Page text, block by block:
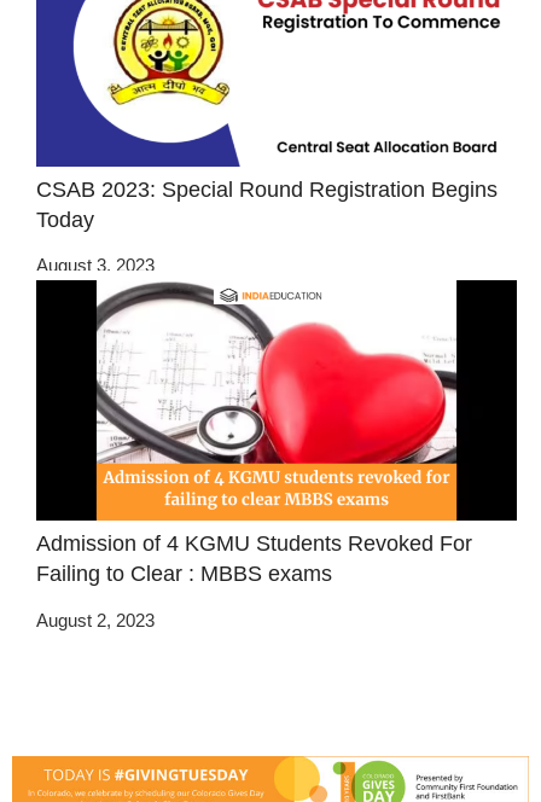
CSAB 2023: Special Round Registration Begins
Today
August 3, 2023
Admission of 4 KGMU Students Revoked For
Failing to Clear : MBBS exams
August 2, 2023